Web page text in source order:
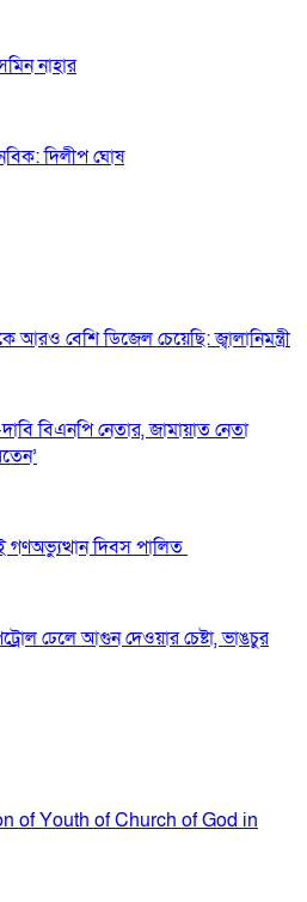
নাহার
দিলীপ ঘোষ
বেশি ডিজেল চেয়েছি: জ্বালানিমন্ত্রী
বিএনপি নেতার, জামায়াত নেতা
গণঅভ্যুত্থান দিবস পালিত
ঢেলে আগুন দেওয়ার চেষ্টা, ভাঙচুর
of Youth of Church of God in